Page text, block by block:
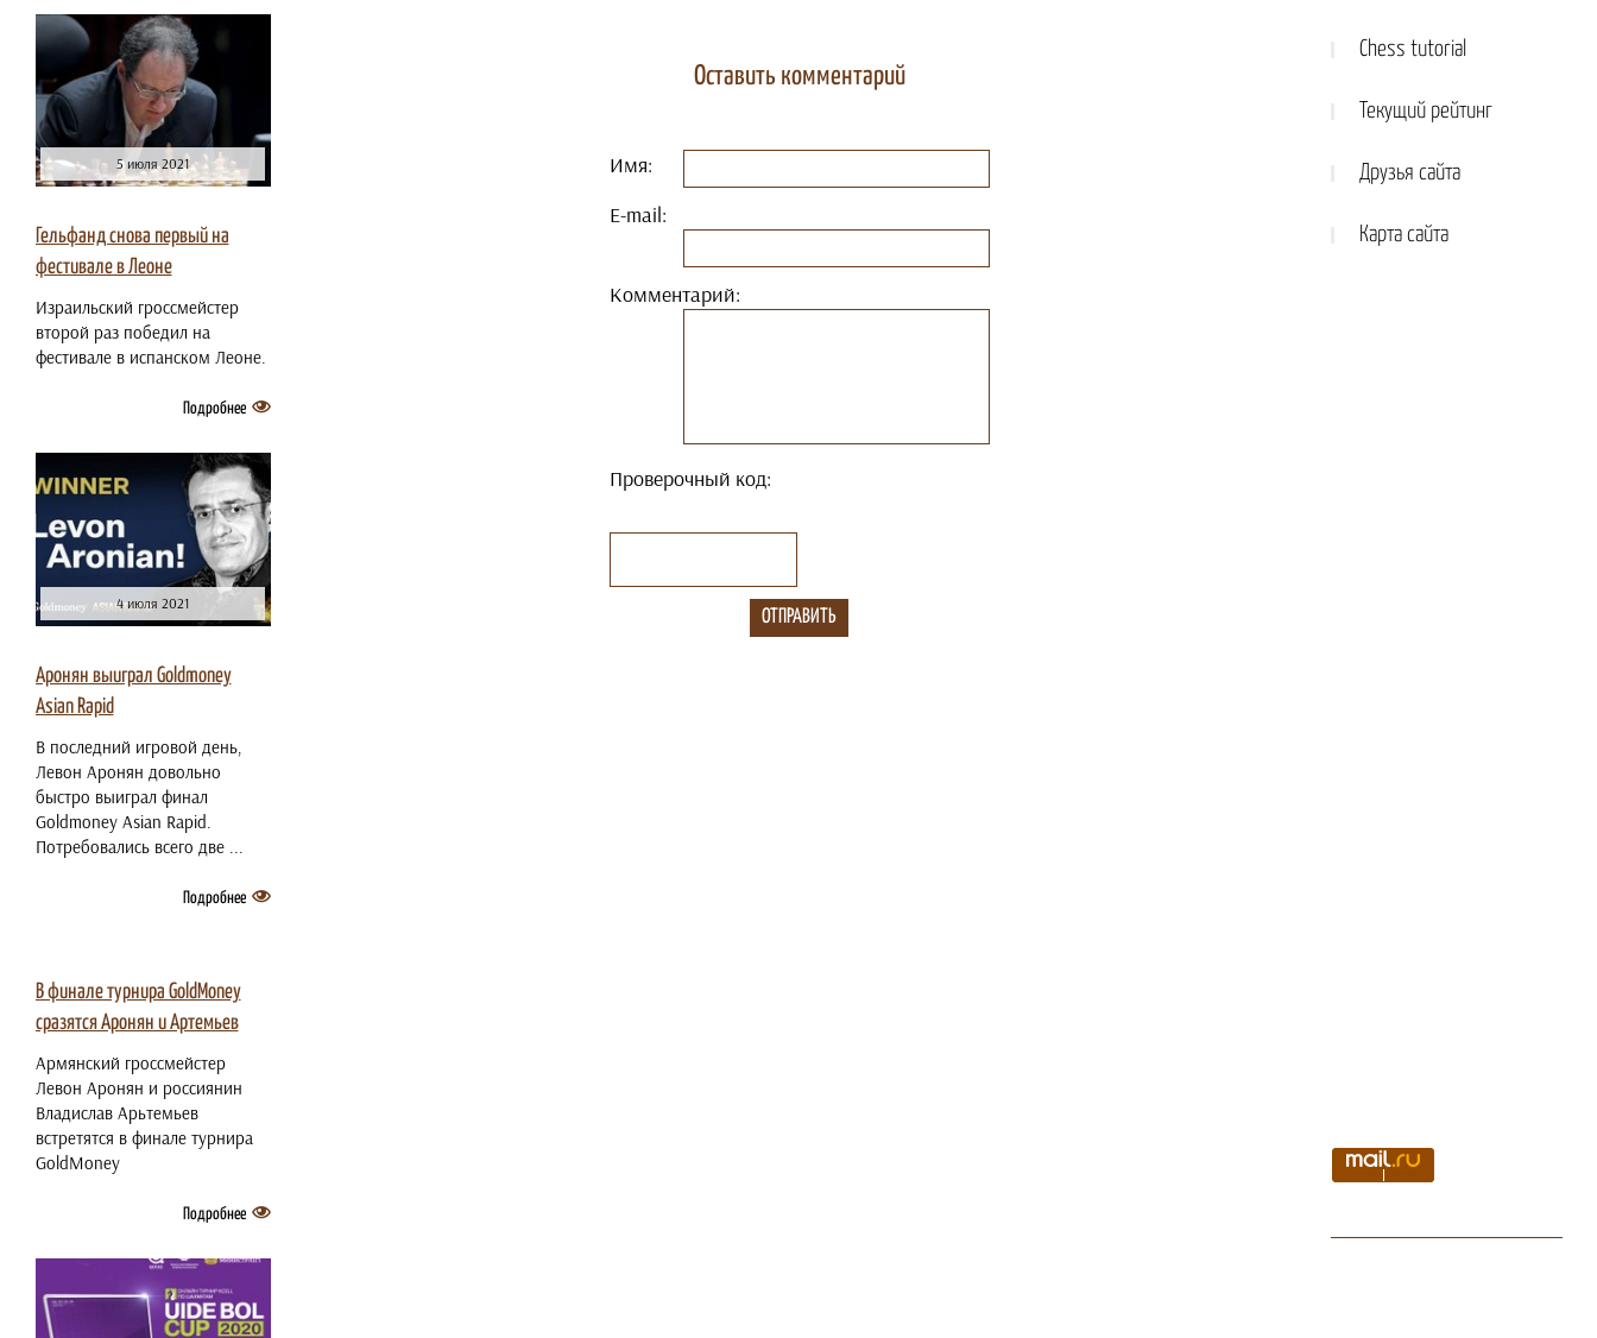
5 июля 2021
Гельфанд снова первый на
фестивале в Леоне
Израильский гроссмейстер
второй раз победил на
фестивале в испанском Леоне.
Подробнее
4 июля 2021
Аронян выиграл Goldmoney
Asian Rapid
В последний игровой день,
Левон Аронян довольно
быстро выиграл финал
Goldmoney Asian Rapid.
Потребовались всего две ...
Подробнее
В финале турнира GoldMoney
сразятся Аронян и Артемьев
Армянский гроссмейстер
Левон Аронян и россиянин
Владислав Арьтемьев
встретятся в финале турнира
GoldMoney
Подробнее
Оставить комментарий
Имя:
E-mail:
Комментарий:
Проверочный код:
Chess tutorial
Текущий рейтинг
Друзья сайта
Карта сайта